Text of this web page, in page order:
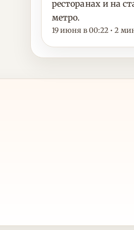
ресторанах и на
метро.
19 июня в 00:22 • 2